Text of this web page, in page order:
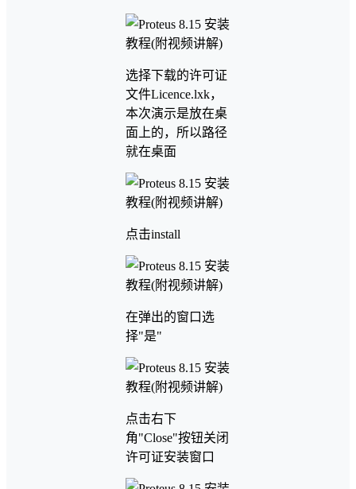
选择下载的许可证
文件Licence.lxk，
本次演示是放在桌
面上的，所以路径
就在桌面
点击install
在弹出的窗口选
择"是"
点击右下
角"Close"按钮关闭
许可证安装窗口